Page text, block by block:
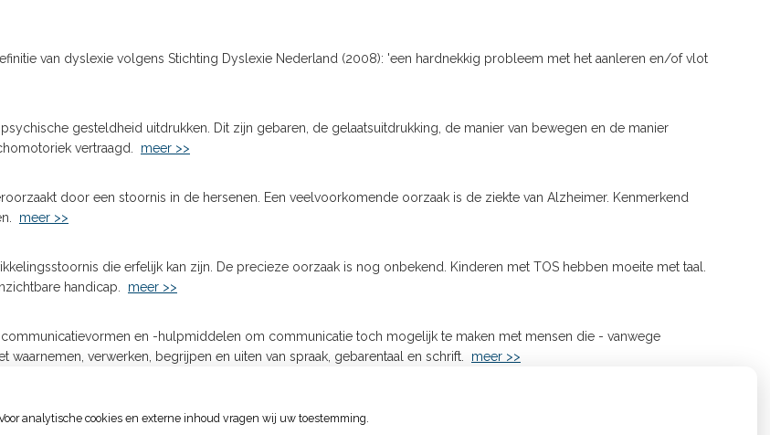
van dyslexie volgens Stichting Dyslexie Nederland (2008): 'een hardnekkig probleem met het aanleren en/of vlot
gesteldheid uitdrukken. Dit zijn gebaren, de gelaatsuitdrukking, de manier van bewegen en de manier
vertraagd. meer >>
door een stoornis in de hersenen. Een veelvoorkomende oorzaak is de ziekte van Alzheimer. Kenmerkend
meer >>
die erfelijk kan zijn. De precieze oorzaak is nog onbekend. Kinderen met TOS hebben moeite met taal.
handicap. meer >>
en -hulpmiddelen om communicatie toch mogelijk te maken met mensen die - vanwege
verwerken, begrijpen en uiten van spraak, gebarentaal en schrift. meer >>
analytische cookies en externe inhoud vragen wij uw toestemming.